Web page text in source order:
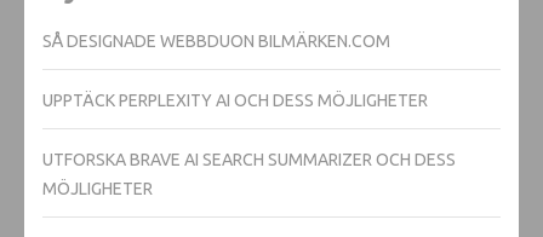
SÅ DESIGNADE WEBBDUON BILMÄRKEN.COM
UPPTÄCK PERPLEXITY AI OCH DESS MÖJLIGHETER
UTFORSKA BRAVE AI SEARCH SUMMARIZER OCH DESS
MÖJLIGHETER